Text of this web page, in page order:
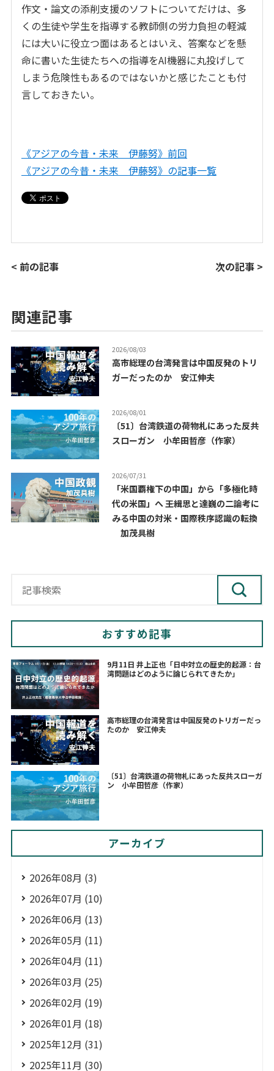
作文・論文の添削支援のソフトについてだけは、多
くの生徒や学生を指導する教師側の労力負担の軽減
には大いに役立つ面はあるとはいえ、答案などを懸
命に書いた生徒たちへの指導をAI機器に丸投げして
しまう危険性もあるのではないかと感じたことも付
言しておきたい。
《アジアの今昔・未来 伊藤努》前回
《アジアの今昔・未来 伊藤努》の記事一覧
< 前の記事 次の記事 >
関連記事
2026/08/03
高市総理の台湾発言は中国反発のトリ
ガーだったのか 安江伸夫
2026/08/01
〔51〕台湾鉄道の荷物札にあった反共
スローガン 小牟田哲彦（作家）
2026/07/31
「米国覇権下の中国」から「多極化時
代の米国」へ ――王緝思と達巍の二論考に
みる中国の対米・国際秩序認識の転換
加茂具樹
おすすめ記事
9月11日 井上正也「日中対立の歴史的起源：台
湾問題はどのように論じられてきたか」
高市総理の台湾発言は中国反発のトリガーだっ
たのか 安江伸夫
〔51〕台湾鉄道の荷物札にあった反共スローガ
ン 小牟田哲彦（作家）
アーカイブ
2026年08月 (3)
2026年07月 (10)
2026年06月 (13)
2026年05月 (11)
2026年04月 (11)
2026年03月 (25)
2026年02月 (19)
2026年01月 (18)
2025年12月 (31)
2025年11月 (30)